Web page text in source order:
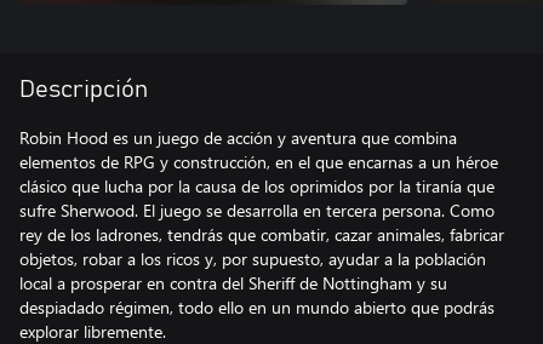
Descripción
Robin Hood es un juego de acción y aventura que combina
elementos de RPG y construcción, en el que encarnas a un héroe
clásico que lucha por la causa de los oprimidos por la tiranía que
sufre Sherwood. El juego se desarrolla en tercera persona. Como
rey de los ladrones, tendrás que combatir, cazar animales, fabricar
objetos, robar a los ricos y, por supuesto, ayudar a la población
local a prosperar en contra del Sheriff de Nottingham y su
despiadado régimen, todo ello en un mundo abierto que podrás
explorar libremente.